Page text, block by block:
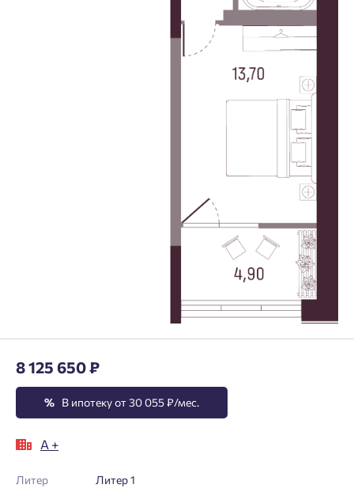
8 125 650 ₽
% В ипотеку от 30 055 ₽/мес.
А +
Литер
Литер 1